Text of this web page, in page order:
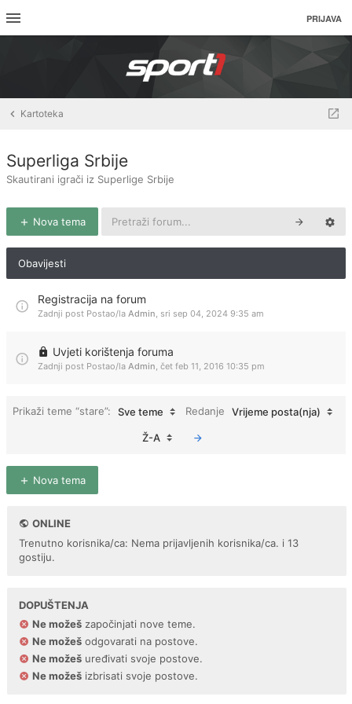
PRIJAVA
Kartoteka
Superliga Srbije
Skautirani igrači iz Superlige Srbije
Nova tema
Obavijesti
Registracija na forum
Zadnji post Postao/la Admin, sri sep 04, 2024 9:35 am
Uvjeti korištenja foruma
Zadnji post Postao/la Admin, čet feb 11, 2016 10:35 pm
Prikaži teme “stare”: Sve teme Redanje Vrijeme posta(nja)
Ž-A
Nova tema
ONLINE
Trenutno korisnika/ca: Nema prijavljenih korisnika/ca. i 13
gostiju.
DOPUŠTENJA
Ne možeš započinjati nove teme.
Ne možeš odgovarati na postove.
Ne možeš uređivati svoje postove.
Ne možeš izbrisati svoje postove.